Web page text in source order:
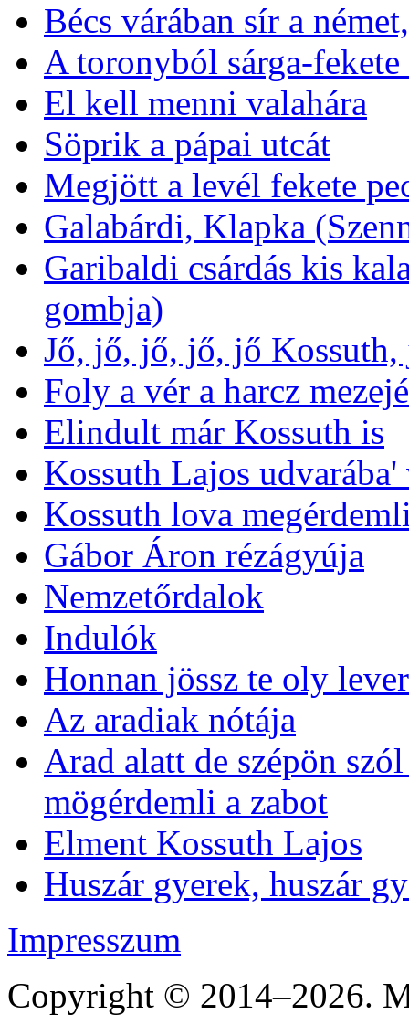
Bécs várában sír a
A toronyból sárga-
El kell menni valahára
Söprik a pápai utcát
Megjött a levél fekete
Galabárdi, Klapka
Garibaldi csárdás kis
gombja)
Jő, jő, jő, jő, jő Kossuth,
Foly a vér a harcz
Elindult már Kossuth is
Kossuth Lajos
Kossuth lova
Gábor Áron rézágyúja
Nemzetőrdalok
Indulók
Honnan jössz te oly
Az aradiak nótája
Arad alatt de szépön
mögérdemli a zabot
Elment Kossuth Lajos
Huszár gyerek, huszár
Impresszum
Copyright © 2014–2026.